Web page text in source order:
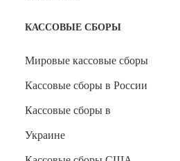
КАССОВЫЕ СБОРЫ
Мировые кассовые сборы
Кассовые сборы в России
Кассовые сборы в
Украине